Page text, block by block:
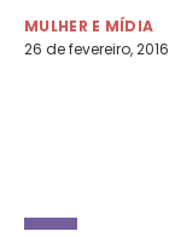
MULHER E MÍDIA
26 de fevereiro, 2016